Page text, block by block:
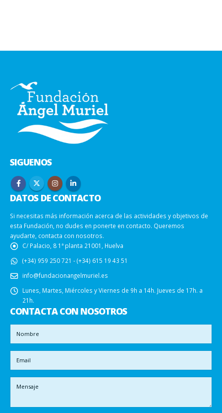
SIGUENOS
DATOS DE CONTACTO
Si necesitas más información acerca de las actividades y objetivos de
esta Fundación, no dudes en ponerte en contacto. Queremos
ayudarte, contacta con nosotros.
C/ Palacio, 8 1ª planta 21001, Huelva
(+34) 959 250 721 - (+34) 615 19 43 51
info@fundacionangelmuriel.es
Lunes, Martes, Miércoles y Viernes de 9h a 14h. Jueves de 17h. a
21h.
CONTACTA CON NOSOTROS